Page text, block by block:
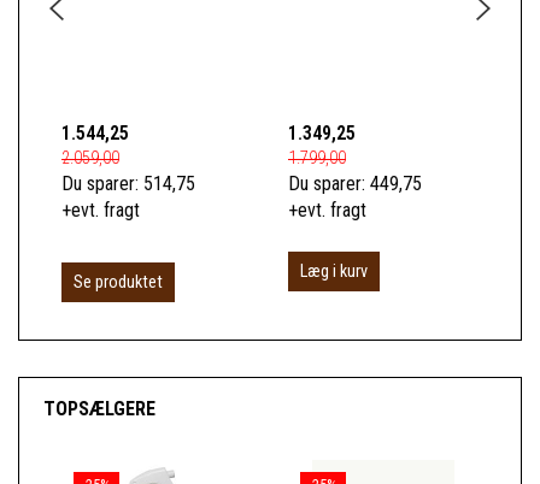
1.544,25
2.059,00
Du sparer: 514,75
+evt. fragt
Se produktet
1.349,25
1.799,00
Du sparer: 449,75
+evt. fragt
Læg i kurv
TOPSÆLGERE